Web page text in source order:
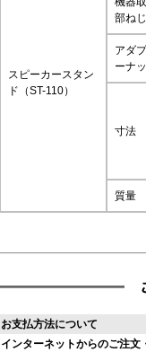
スピーカースタン
ド（ST-110）
部ねじ
アダ
ーナ
寸法
質量
お支払方法について
インターネットからのご注文